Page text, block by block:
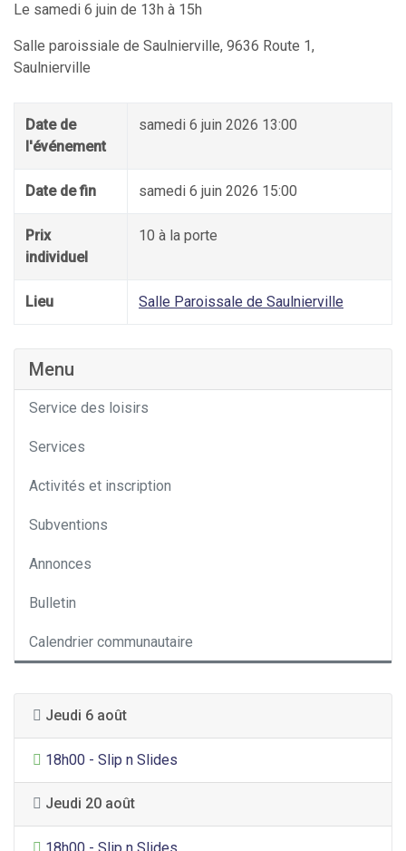
Le samedi 6 juin de 13h à 15h
Salle paroissiale de Saulnierville, 9636 Route 1,
Saulnierville
Date de
l'événement
samedi 6 juin 2026 13:00
Date de fin samedi 6 juin 2026 15:00
Prix
individuel
10 à la porte
Lieu Salle Paroissale de Saulnierville
Menu
Service des loisirs
Services
Activités et inscription
Subventions
Annonces
Bulletin
Calendrier communautaire
Jeudi 6 août
Divertissement général
18h00 - Slip n Slides
Jeudi 20 août
Divertissement général